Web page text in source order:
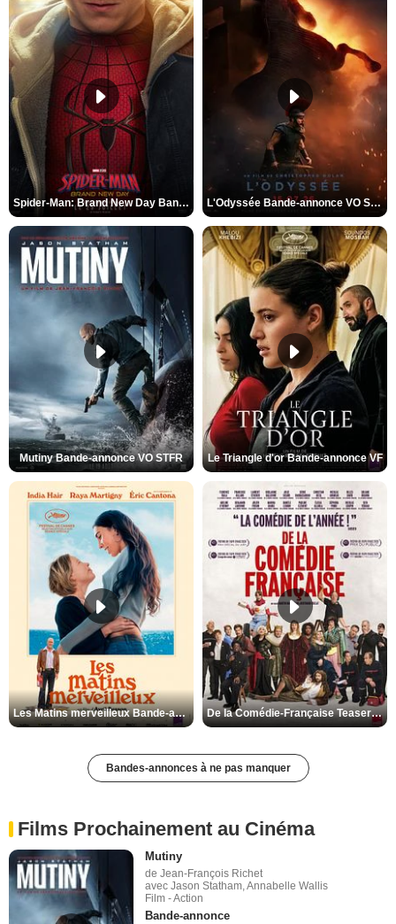
Spider-Man: Brand New Day Bande-annonce VO STFR L'Odyssée Bande-annonce VO STFR
Mutiny Bande-annonce VO STFR Le Triangle d'or Bande-annonce VF
Les Matins merveilleux Bande-annonce VF De la Comédie-Française Teaser VF
Bandes-annonces à ne pas manquer
Films Prochainement au Cinéma
Mutiny
de Jean-François Richet
avec Jason Statham, Annabelle Wallis
Film - Action
Bande-annonce